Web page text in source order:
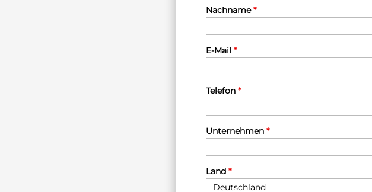
Nachname*
E-Mail *
Telefon *
Unternehmen *
Land *